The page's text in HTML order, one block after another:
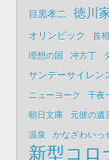
目黒孝二 徳川
オリンピック 首相
理想の国 冲方丁
サンデーサイレン
ニューヨーク
千夜
朝日文庫 元彼の遺
温泉
かなざわいっ
新型コロ